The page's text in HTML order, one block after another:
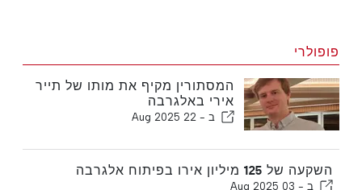
פופולרי
המסתורין מקיף את מותו של תייר
אירי באלגרבה
ב - 22 Aug 2025
השקעה של 125 מיליון אירו בפיתוח אלגרבה
ב - 03 Aug 2025